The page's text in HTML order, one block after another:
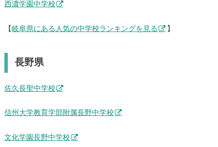
西濃学園中学校
【 岐阜県にある人気の中学校ランキングを見る 】
長野県
佐久長聖中学校
信州大学教育学部附属長野中学校
文化学園長野中学校